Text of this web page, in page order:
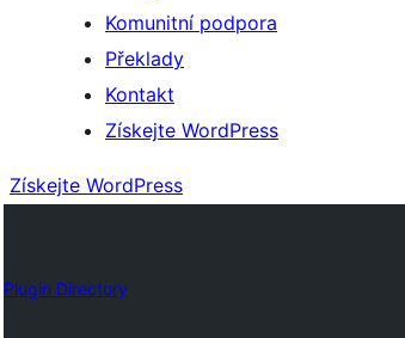
Komunitní podpora
Překlady
Kontakt
Získejte WordPress
Získejte WordPress
Plugin Directory